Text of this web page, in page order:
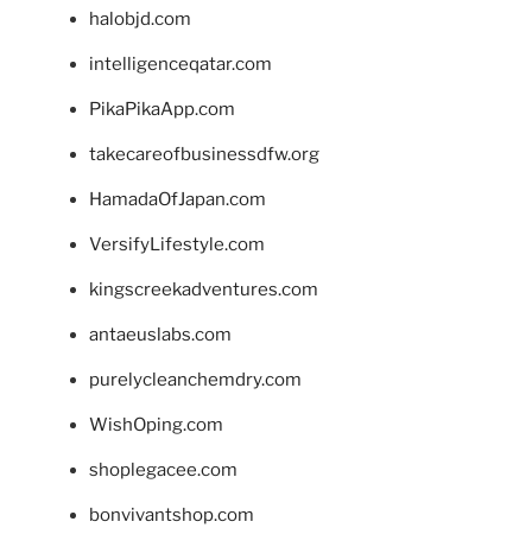
halobjd.com
intelligenceqatar.com
PikaPikaApp.com
takecareofbusinessdfw.org
HamadaOfJapan.com
VersifyLifestyle.com
kingscreekadventures.com
antaeuslabs.com
purelycleanchemdry.com
WishOping.com
shoplegacee.com
bonvivantshop.com